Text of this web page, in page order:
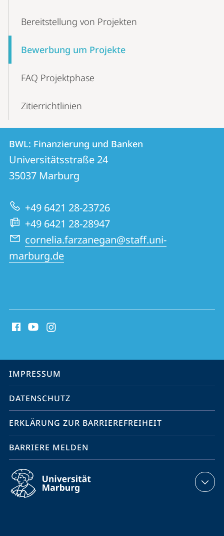
Bereitstellung von Projekten
Bewerbung um Projekte
FAQ Projektphase
Zitierrichtlinien
Kontakt
und
Informationen
zur
Website
Kontaktinformationen
BWL:
Finanzierung
und
Banken
BWL: Finanzierung und Banken
Universitätsstraße 24
35037 Marburg
+49 6421 28-23726
+49 6421 28-28947
cornelia.farzanegan@staff.uni-
marburg.de
Media
Service-
Navigation
IMPRESSUM
DATENSCHUTZ
ERKLÄRUNG ZUR BARRIEREFREIHEIT
BARRIERE MELDEN